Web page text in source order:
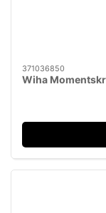
371036850
Wiha